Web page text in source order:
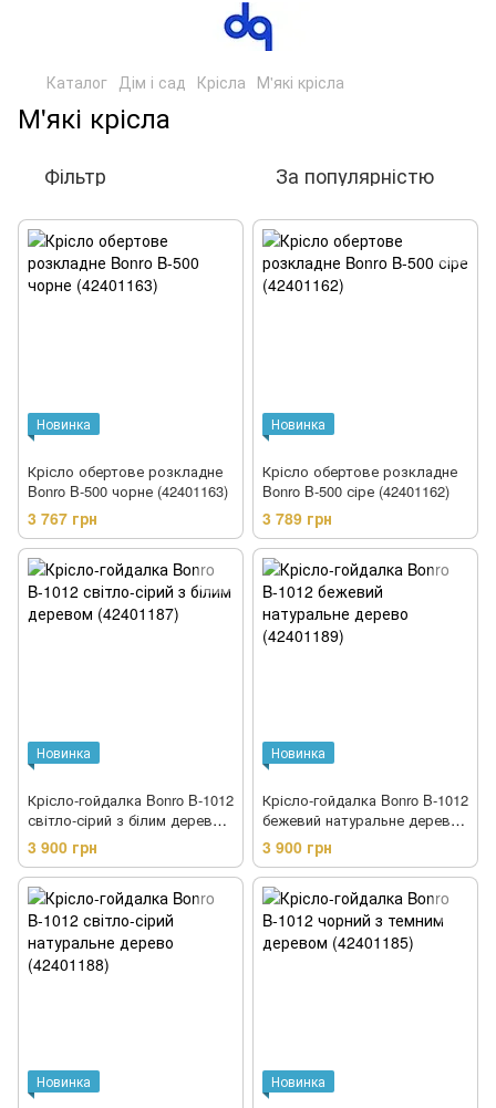
Каталог Дім і сад Крісла М'які крісла
М'які крісла
Фільтр За популярністю
Новинка
Крісло обертове розкладне
Bonro B-500 чорне (42401163)
3 767 грн
Новинка
Крісло обертове розкладне
Bonro B-500 сіре (42401162)
3 789 грн
Новинка
Крісло-гойдалка Bonro B-1012
світло-сірий з білим деревом
(42401187)
3 900 грн
Новинка
Крісло-гойдалка Bonro B-1012
бежевий натуральне дерево
(42401189)
3 900 грн
Новинка Новинка